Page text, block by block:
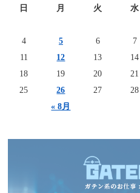
日 月 火 水
« 8月
4
5 6 7
11
12 13 14
18
19 20 21
25
26 27 28